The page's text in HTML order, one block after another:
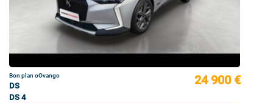
Bon plan oOvango
DS
DS 4
24 900 €